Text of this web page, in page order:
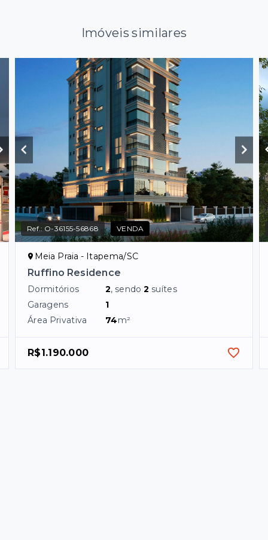
Imóveis similares
Ref.: O-36155-56868 VENDA
Meia Praia - Itapema/SC
Ruffino Residence
Dormitórios 2, sendo2 suítes
Garagens
1
Área Privativa
74m²
R$1.190.000